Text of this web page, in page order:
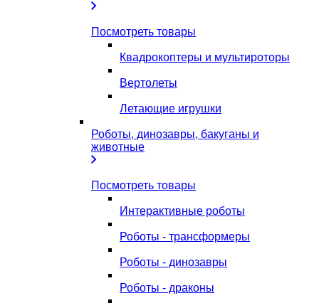
Посмотреть товары
Квадрокоптеры и мультироторы
Вертолеты
Летающие игрушки
Роботы, динозавры, бакуганы и
животные
Посмотреть товары
Интерактивные роботы
Роботы - трансформеры
Роботы - динозавры
Роботы - драконы